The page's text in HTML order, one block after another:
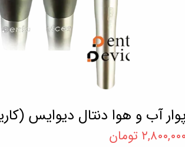
آب و هوا دنتال دیوایس
تومان